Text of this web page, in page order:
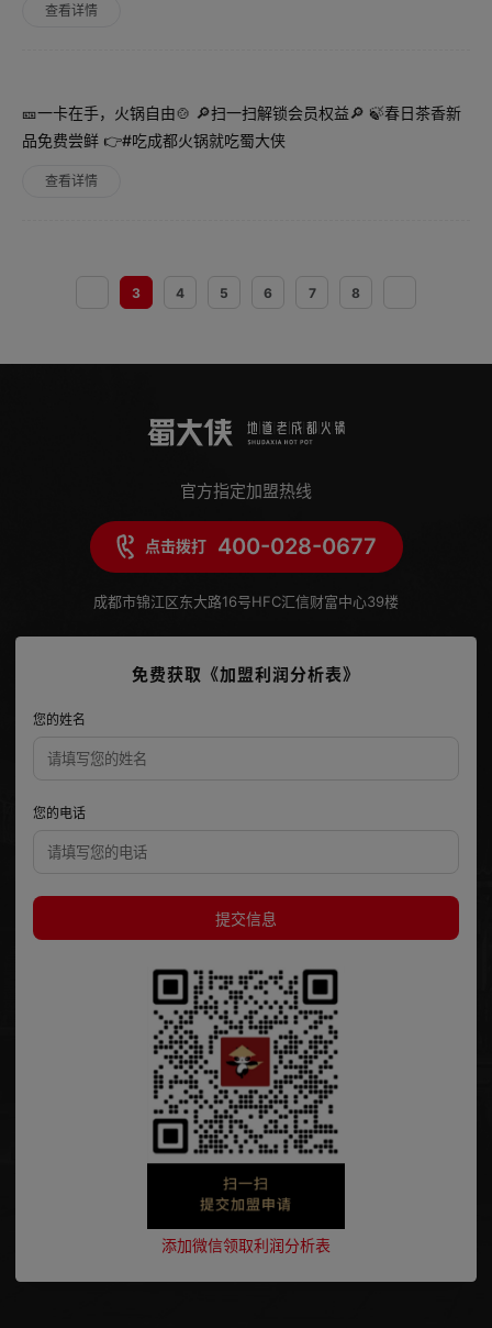
查看详情
🎫一卡在手，火锅自由🍲 🔎扫一扫解锁会员权益🔎 🍃春日茶香新
品免费尝鲜 👉#吃成都火锅就吃蜀大侠
查看详情
3 4 5 6 7 8
官方指定加盟热线
点击拨打 400-028-0677
成都市锦江区东大路16号HFC汇信财富中心39楼
免费获取《加盟利润分析表》
您的姓名
您的电话
提交信息
添加微信领取利润分析表